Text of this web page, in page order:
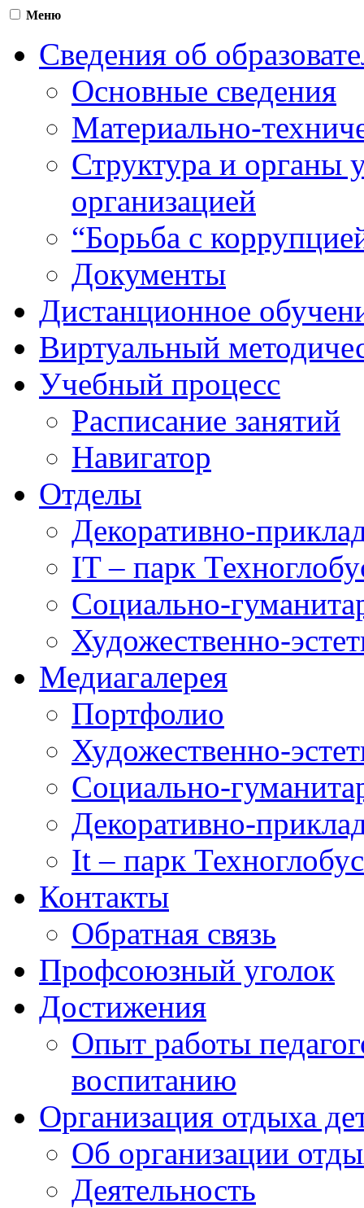
Меню
Сведения об
Основные сведения
Материально-
Структура и органы
организацией
“Борьба с
Документы
Дистанционное
Виртуальный
Учебный процесс
Расписание занятий
Навигатор
Отделы
Декоративно-
IT – парк
Социально-
Художественно-
Медиагалерея
Портфолио
Художественно-
Социально-
Декоративно-
It – парк Техноглобус
Контакты
Обратная связь
Профсоюзный уголок
Достижения
Опыт работы
воспитанию
Организация отдыха
Об организации
Деятельность